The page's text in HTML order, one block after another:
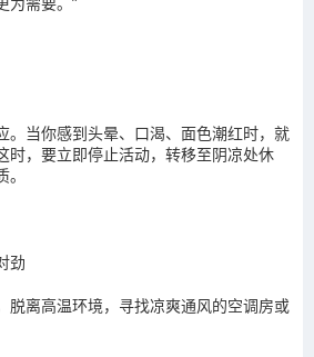
。当你感到头晕、口渴、面色潮红时，就
时，要立即停止活动，转移至阴凉处休
劲
脱离高温环境，寻找凉爽通风的空调房或